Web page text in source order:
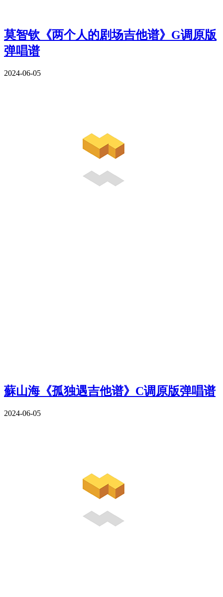
莫智钦《两个人的剧场吉他谱》G调原版
弹唱谱
2024-06-05
蘇山海《孤独遇吉他谱》C调原版弹唱谱
2024-06-05